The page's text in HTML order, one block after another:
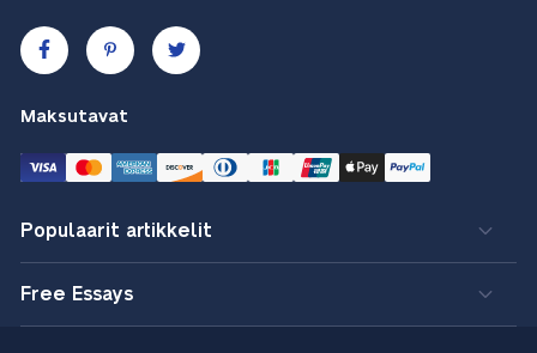
Maksutavat
Populaarit artikkelit
Free Essays